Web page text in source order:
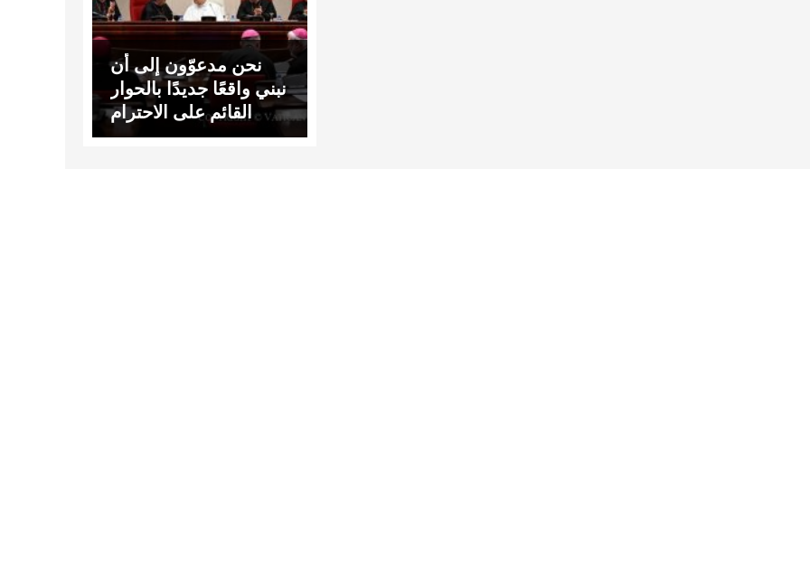
نحن مدعوّون إلى أن
نبني واقعًا جديدًا بالحوار
القائم على الاحترام